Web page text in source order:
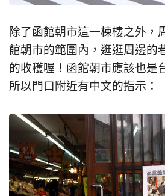
除了函館朝市這一棟樓之外，
館朝市的範圍內，逛逛周邊的
的收穫喔！函館朝市應該也是
所以門口附近有中文的指示：